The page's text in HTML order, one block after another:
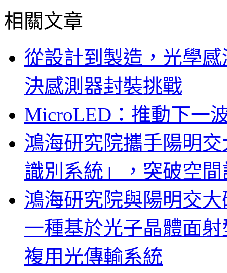
相關文章
從設計到製造，光學
決感測器封裝挑戰
MicroLED：推動下一
鴻海研究院攜手陽明
識別系統」，突破空
鴻海研究院與陽明交
一種基於光子晶體面
複用光傳輸系統